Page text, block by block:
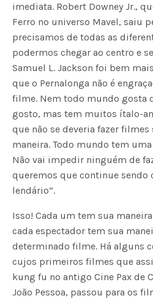
imediata. Robert Downey Jr.,
Ferro no universo Mavel, saiu
precisamos de todas as
podermos chegar ao centro e
Samuel L. Jackson foi bem
que o Pernalonga não é
filme. Nem todo mundo gosta
gosto, mas tem muitos ítalo-
que não se deveria fazer filmes
maneira. Todo mundo tem
Não vai impedir ninguém de
queremos que continue sendo
lendário”.
Isso! Cada um tem sua
cada espectador tem sua
determinado filme. Há alguns
cujos primeiros filmes que
kung fu no antigo Cine Pax de
João Pessoa, passou para os